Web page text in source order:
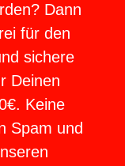
Dann
für den
sichere
Deinen
Keine
Spam und